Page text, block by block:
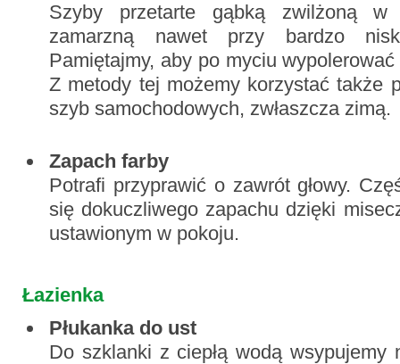
Szyby przetarte gąbką zwilżoną w
zamarzną nawet przy bardzo
Pamiętajmy, aby po myciu
Z metody tej możemy korzystać także
szyb samochodowych, zwłaszcza zimą.
Zapach farby
Potrafi przyprawić o zawrót głowy.
się dokuczliwego zapachu dzięki
ustawionym w pokoju.
Łazienka
Płukanka do ust
Do szklanki z ciepłą wodą wsypujemy